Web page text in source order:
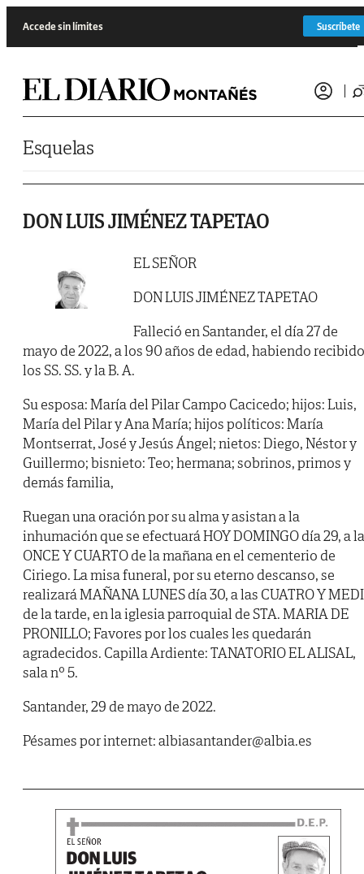
Accede sin límites Suscríbete
Esquelas
DON LUIS JIMÉNEZ TAPETAO
EL SEÑOR
DON LUIS JIMÉNEZ TAPETAO
Falleció en Santander, el día 27 de
mayo de 2022, a los 90 años de edad, habiendo recibido
los SS. SS. y la B. A.
Su esposa: María del Pilar Campo Cacicedo; hijos: Luis,
María del Pilar y Ana María; hijos políticos: María
Montserrat, José y Jesús Ángel; nietos: Diego, Néstor y
Guillermo; bisnieto: Teo; hermana; sobrinos, primos y
demás familia,
Ruegan una oración por su alma y asistan a la
inhumación que se efectuará HOY DOMINGO día 29, a
ONCE Y CUARTO de la mañana en el cementerio de
Ciriego. La misa funeral, por su eterno descanso, se
realizará MAÑANA LUNES día 30, a las CUATRO Y
de la tarde, en la iglesia parroquial de STA. MARIA DE
PRONILLO; Favores por los cuales les quedarán
agradecidos. Capilla Ardiente: TANATORIO EL ALISAL,
sala nº 5.
Santander, 29 de mayo de 2022.
Pésames por internet: albiasantander@albia.es